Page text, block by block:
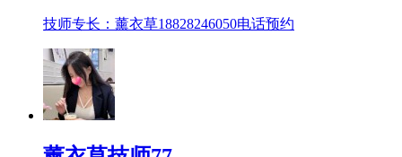
技师专长：薰衣草18828246050电话预约